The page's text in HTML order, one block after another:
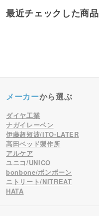
最近チェックした商品
メーカーから選ぶ
ダイヤ工業
ナガイレーベン
伊藤超短波/ITO-LATER
高田ベッド製作所
アルケア
ユニコ/UNICO
bonbone/ボンボーン
ニトリート/NITREAT
HATA